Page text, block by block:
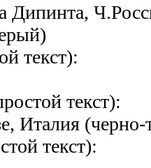
Дипинта,
текст):
текст):
Италия (черно-
текст):